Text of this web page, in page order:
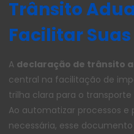
Trânsito
Facilitar
A declaração de trânsito
central na facilitação de
trilha clara para o
Ao automatizar processos
necessária, esse